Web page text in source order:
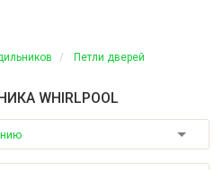
Петли дверей
WHIRLPOOL